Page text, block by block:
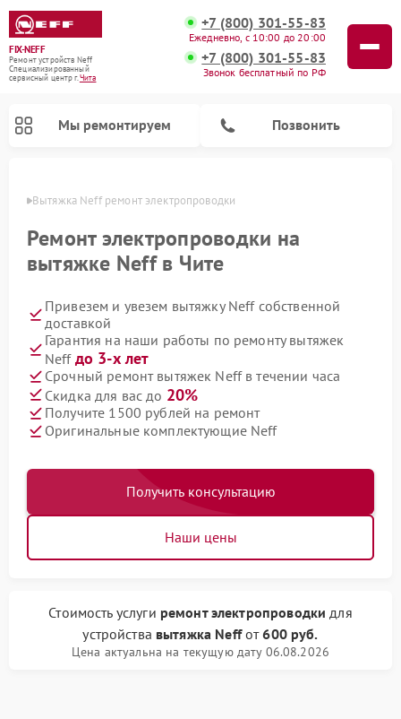
FIX-NEFF
Ремонт устройств Neff
Специализированный
cервисный центр г.Чита
+7 (800) 301-55-83
Ежедневно, с 10:00 до 20:00
+7 (800) 301-55-83
Звонок бесплатный по РФ
Мы ремонтируем Позвонить
Вытяжка Neff ремонт электропроводки
Ремонт электропроводки на
вытяжке Neff в Чите
Привезем и увезем вытяжку Neff собственной
доставкой
Гарантия на наши работы по ремонту вытяжек
Neff до 3-х лет
Срочный ремонт вытяжек Neff в течении часа
Скидка для вас до 20%
Получите 1500 рублей на ремонт
Оригинальные комплектующие Neff
Получить консультацию
Наши цены
Стоимость услуги ремонт электропроводки для
устройства вытяжка Neffот600 руб.
Цена актуальна на текущую дату 06.08.2026